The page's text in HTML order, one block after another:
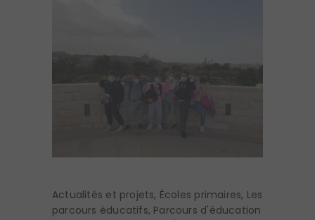
Actualités et projets, Écoles primaires, Les
parcours éducatifs, Parcours d'éducation